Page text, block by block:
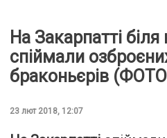
На Закарпатті
спіймали
браконьєрів
23 лют 2018, 12:07